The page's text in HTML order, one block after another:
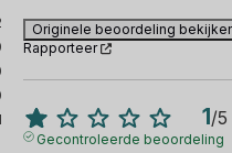
Originele beoordeling
Rapporteer
1/5
Gecontroleerde beoordeling